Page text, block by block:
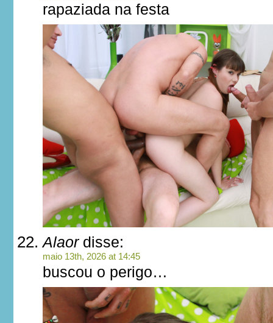
rapaziada na festa
Alaordisse:
maio 13th, 2026 at 14:45
buscou o perigo…